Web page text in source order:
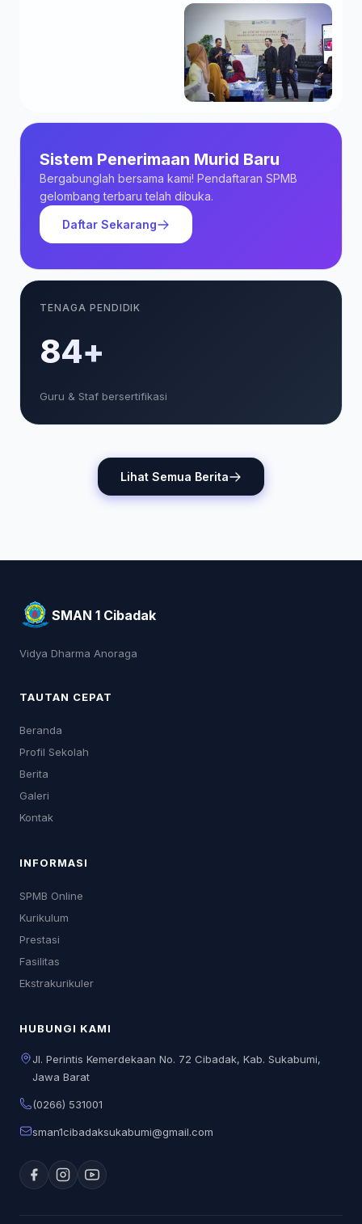
Sistem Penerimaan Murid Baru
Bergabunglah bersama kami! Pendaftaran SPMB
gelombang terbaru telah dibuka.
Daftar Sekarang
TENAGA PENDIDIK
85+
Guru & Staf bersertifikasi
Lihat Semua Berita
SMAN 1 Cibadak
Vidya Dharma Anoraga
TAUTAN CEPAT
Beranda
Profil Sekolah
Berita
Galeri
Kontak
INFORMASI
SPMB Online
Kurikulum
Prestasi
Fasilitas
Ekstrakurikuler
HUBUNGI KAMI
Jl. Perintis Kemerdekaan No. 72 Cibadak, Kab. Sukabumi,
Jawa Barat
(0266) 531001
sman1cibadaksukabumi@gmail.com